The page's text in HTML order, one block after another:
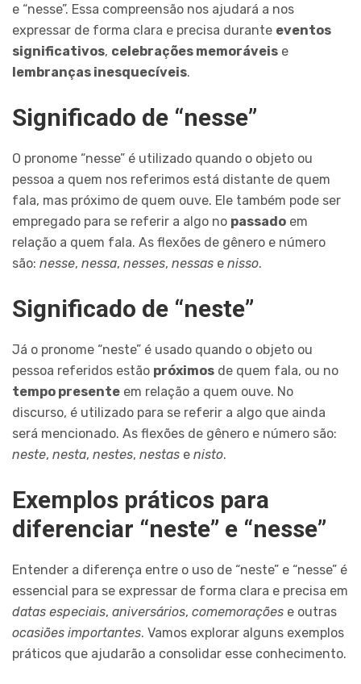
e “nesse”. Essa compreensão nos ajudará a nos
expressar de forma clara e precisa durante eventos
significativos, celebrações memoráveis e
lembranças inesquecíveis.
Significado de “nesse”
O pronome “nesse” é utilizado quando o objeto ou
pessoa a quem nos referimos está distante de quem
fala, mas próximo de quem ouve. Ele também pode ser
empregado para se referir a algo no passado em
relação a quem fala. As flexões de gênero e número
são: nesse, nessa, nesses, nessas e nisso.
Significado de “neste”
Já o pronome “neste” é usado quando o objeto ou
pessoa referidos estão próximos de quem fala, ou no
tempo presente em relação a quem ouve. No
discurso, é utilizado para se referir a algo que ainda
será mencionado. As flexões de gênero e número são:
neste, nesta, nestes, nestas e nisto.
Exemplos práticos para
diferenciar “neste” e “nesse”
Entender a diferença entre o uso de “neste” e “nesse” é
essencial para se expressar de forma clara e precisa em
datas especiais, aniversários, comemorações e outras
ocasiões importantes. Vamos explorar alguns exemplos
práticos que ajudarão a consolidar esse conhecimento.